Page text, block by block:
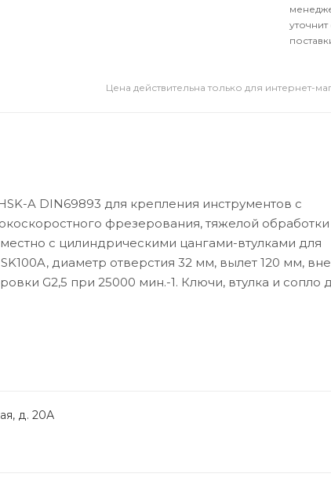
Цена действительна только для интернет-
A DIN69893 для крепления инструментов с
фрезерования, тяжелой обработки
с цилиндрическими цангами-втулками для
диаметр отверстия 32 мм, вылет 120 мм,
G2,5 при 25000 мин.-1. Ключи, втулка и сопло
д. 20А